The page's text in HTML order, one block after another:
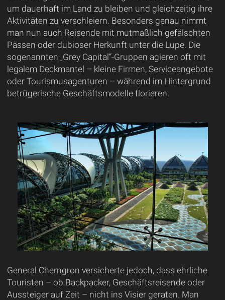
um dauerhaft im Land zu bleiben und gleichzeitig ihre
Aktivitäten zu verschleiern. Besonders genau nimmt
man nun auch Reisende mit mutmaßlich gefälschten
Pässen oder dubioser Herkunft unter die Lupe. Die
sogenannten „Grey Capital“-Gruppen agieren oft mit
legalem Deckmantel – kleine Firmen, Serviceangebote
oder Tourismusagenturen – während im Hintergrund
betrügerische Geschäftsmodelle florieren.
General Cherngron versicherte jedoch, dass ehrliche
Touristen – ob Backpacker, Geschäftsreisende oder
Aussteiger auf Zeit – nicht ins Visier geraten. Man